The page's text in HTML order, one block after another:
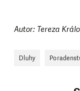
Autor: Tereza
Dluhy